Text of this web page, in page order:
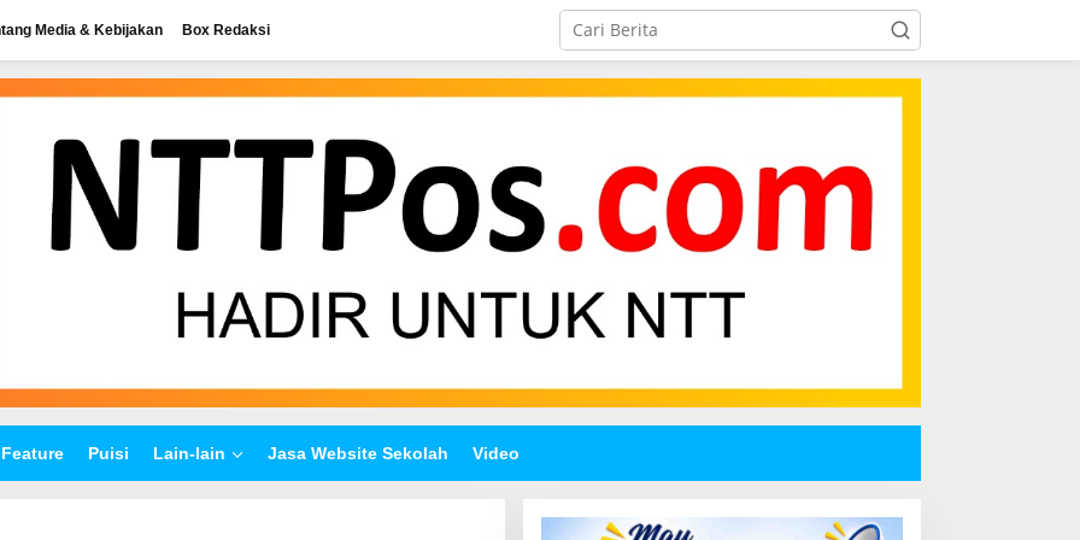
Media & Kebijakan Box Redaksi
Feature Puisi Lain-lain Jasa Website Sekolah Video